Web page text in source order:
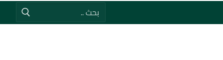
إبحث
عن: